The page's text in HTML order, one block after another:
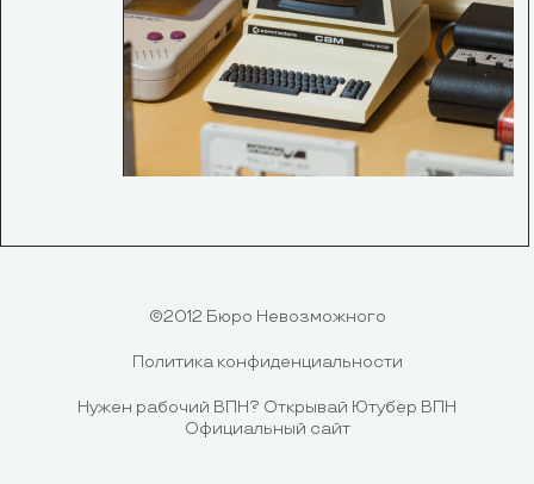
©2012 Бюро Невозможного
Политика конфиденциальности
Нужен рабочий ВПН? Открывай Ютубер ВПН
Официальный сайт